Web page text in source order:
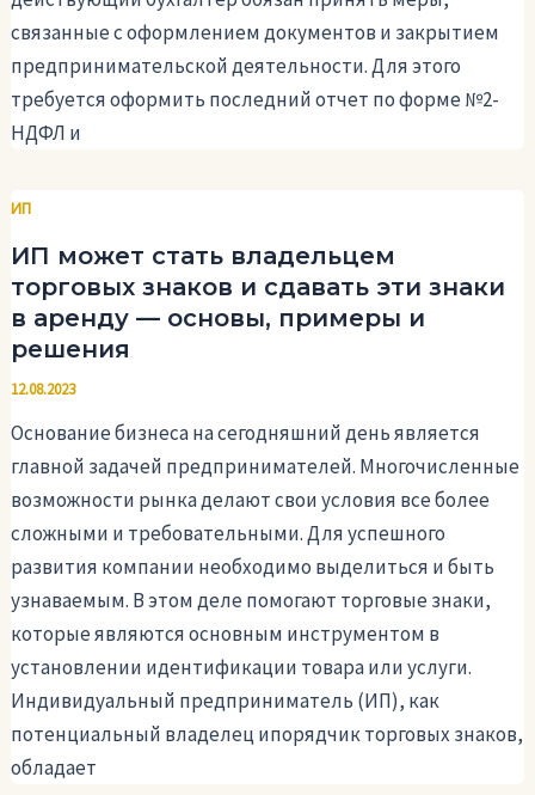
связанные с оформлением документов и закрытием
предпринимательской деятельности. Для этого
требуется оформить последний отчет по форме №2-
НДФЛ и
ИП
ИП может стать владельцем
торговых знаков и сдавать эти знаки
в аренду — основы, примеры и
решения
12.08.2023
Основание бизнеса на сегодняшний день является
главной задачей предпринимателей. Многочисленные
возможности рынка делают свои условия все более
сложными и требовательными. Для успешного
развития компании необходимо выделиться и быть
узнаваемым. В этом деле помогают торговые знаки,
которые являются основным инструментом в
установлении идентификации товара или услуги.
Индивидуальный предприниматель (ИП), как
потенциальный владелец ипорядчик торговых знаков,
обладает